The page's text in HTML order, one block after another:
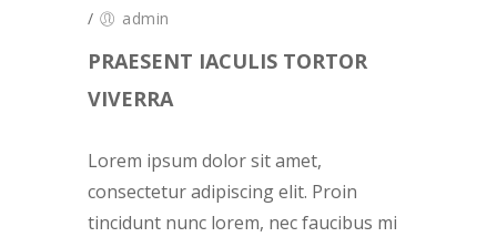
/
admin
PRAESENT IACULIS TORTOR
VIVERRA
Lorem ipsum dolor sit amet,
consectetur adipiscing elit. Proin
tincidunt nunc lorem, nec faucibus mi